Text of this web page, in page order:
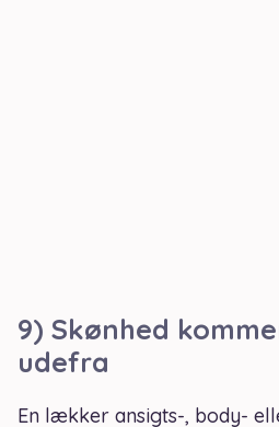
9) Skønhed
udefra
En lækker ansigts-, body-